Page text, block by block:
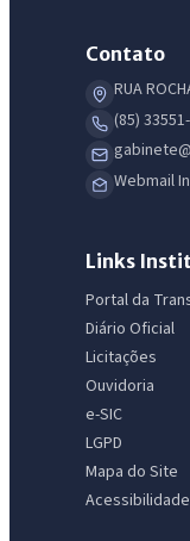
Contato
RUA
(85)
Webmail
Links
Portal da
Diário Oficial
Licitações
Ouvidoria
e-SIC
LGPD
Mapa do Site
Acessibilidade